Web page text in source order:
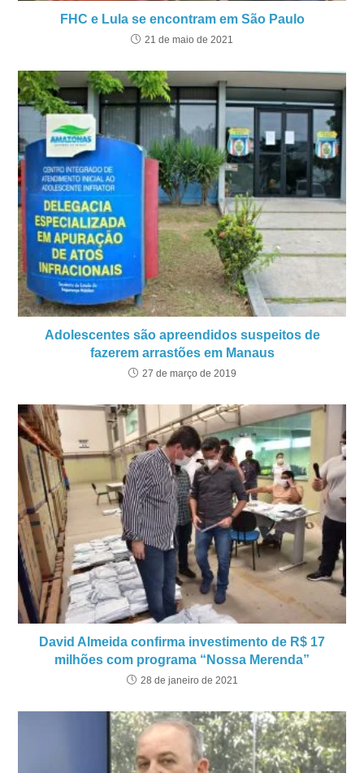
FHC e Lula se encontram em São Paulo
21 de maio de 2021
Adolescentes são apreendidos suspeitos de
fazerem arrastões em Manaus
27 de março de 2019
David Almeida confirma investimento de R$ 17
milhões com programa “Nossa Merenda”
28 de janeiro de 2021